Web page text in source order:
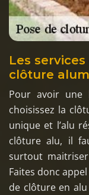
Les
clôture
Pour avoir une
choisissez la
unique et l’alu
clôture alu, il
surtout
Faites donc
de clôture en